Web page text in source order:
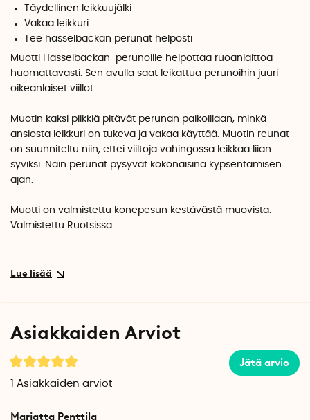
Täydellinen leikkuujälki
Vakaa leikkuri
Tee hasselbackan perunat helposti
Muotti Hasselbackan-perunoille helpottaa ruoanlaittoa
huomattavasti. Sen avulla saat leikattua perunoihin juuri
oikeanlaiset viillot.
Muotin kaksi piikkiä pitävät perunan paikoillaan, minkä
ansiosta leikkuri on tukeva ja vakaa käyttää. Muotin reunat
on suunniteltu niin, ettei viiltoja vahingossa leikkaa liian
syviksi. Näin perunat pysyvät kokonaisina kypsentämisen
ajan.
Muotti on valmistettu konepesun kestävästä muovista.
Valmistettu Ruotsissa.
Asiakkaiden Arviot
Jätä arvio
Asiakkaiden arviot
Marjatta Penttila